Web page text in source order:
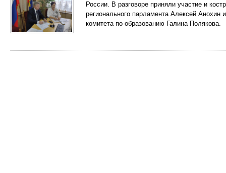
России. В разговоре приняли участие и
регионального парламента Алексей Анохин
комитета по образованию Галина Полякова.